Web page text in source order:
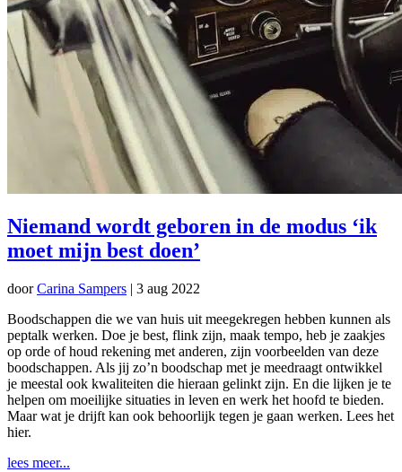
Niemand wordt geboren in de modus ‘ik
moet mijn best doen’
doorCarina Sampers | 3 aug 2022
Boodschappen die we van huis uit meegekregen hebben kunnen als
peptalk werken. Doe je best, flink zijn, maak tempo, heb je zaakjes
op orde of houd rekening met anderen, zijn voorbeelden van deze
boodschappen. Als jij zo’n boodschap met je meedraagt ontwikkel
je meestal ook kwaliteiten die hieraan gelinkt zijn. En die lijken je te
helpen om moeilijke situaties in leven en werk het hoofd te bieden.
Maar wat je drijft kan ook behoorlijk tegen je gaan werken. Lees het
hier.
lees meer...